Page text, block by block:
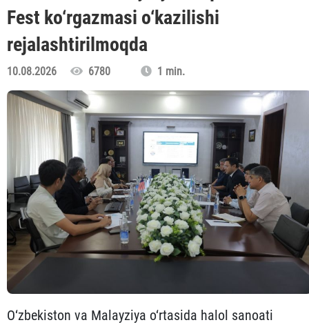
Fest ko‘rgazmasi o‘kazilishi
rejalashtirilmoqda
10.08.2026 6780 1 min.
O‘zbekiston va Malayziya o‘rtasida halol sanoati